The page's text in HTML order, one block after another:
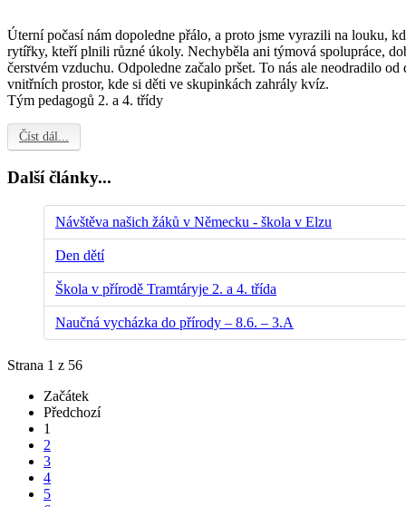
Úterní počasí nám dopoledne přálo, a proto jsme vyrazili na louku,
rytířky, kteří plnili různé úkoly. Nechyběla ani týmová spolupráce,
čerstvém vzduchu. Odpoledne začalo pršet. To nás ale neodradilo od
vnitřních prostor, kde si děti ve skupinkách zahrály kvíz.
Tým pedagogů 2. a 4. třídy
Číst dál...
Další články...
Návštěva našich žáků v Německu - škola v Elzu
Den dětí
Škola v přírodě Tramtáryje 2. a 4. třída
Naučná vycházka do přírody – 8.6. – 3.A
Strana 1 z 56
Začátek
Předchozí
1
2
3
4
5